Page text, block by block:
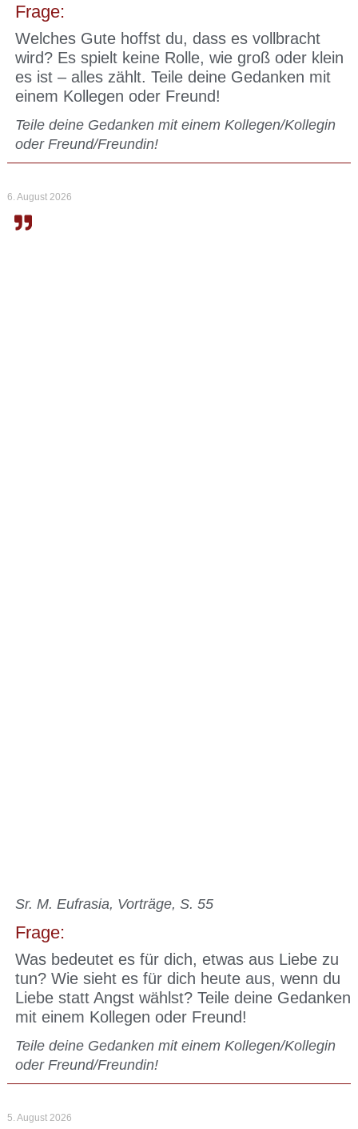
Frage:
Welches Gute hoffst du, dass es vollbracht
wird? Es spielt keine Rolle, wie groß oder klein
es ist – alles zählt. Teile deine Gedanken mit
einem Kollegen oder Freund!
Teile deine Gedanken mit einem Kollegen/Kollegin
oder Freund/Freundin!
6. August 2026
Sr. M. Eufrasia, Vorträge, S. 55
Frage:
Was bedeutet es für dich, etwas aus Liebe zu
tun? Wie sieht es für dich heute aus, wenn du
Liebe statt Angst wählst? Teile deine Gedanken
mit einem Kollegen oder Freund!
Teile deine Gedanken mit einem Kollegen/Kollegin
oder Freund/Freundin!
5. August 2026